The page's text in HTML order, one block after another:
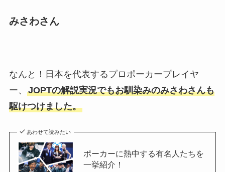
みさわさん
なんと！日本を代表するプロポーカープレイヤ
ー、 JOPTの解説実況でもお馴染みのみさわさんも
駆けつけました。
あわせて読みたい
ポーカーに熱中する有名人たちを
一挙紹介！